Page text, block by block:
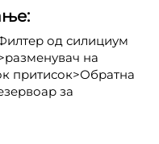
од силициум
на
притисок>Обратна
за